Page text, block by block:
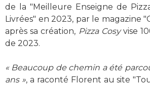
de la "Meilleure Enseigne de
Livrées" en 2023, par le magazine
après sa création, Pizza Cosyvise
de 2023.
« Beaucoup de chemin a été
ans », a raconté Florent au site